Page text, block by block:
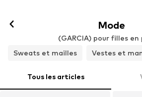
Mode
(GARCIA) pour filles en
Sweats et mailles
Vestes et
Tous les articles